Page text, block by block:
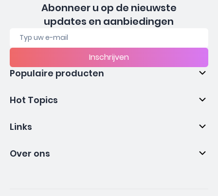
Abonneer u op de nieuwste
updates en aanbiedingen
Inschrijven
Populaire producten
Hot Topics
Links
Over ons